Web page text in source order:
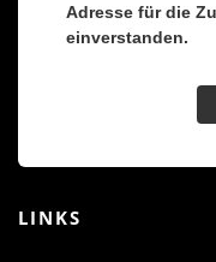
Adresse für die
einverstanden.
LINKS